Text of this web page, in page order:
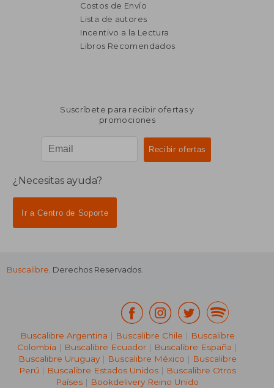
$ 955
Costos de Envío
Lista de autores
Incentivo a la Lectura
Libros Recomendados
Suscríbete para recibir ofertas y
promociones
¿Necesitas ayuda?
Ir a Centro de Soporte
Buscalibre. Derechos Reservados.
Buscalibre Argentina | Buscalibre Chile | Buscalibre
Colombia | Buscalibre Ecuador | Buscalibre España |
Buscalibre Uruguay| Buscalibre México | Buscalibre
Perú | Buscalibre Estados Unidos| Buscalibre Otros
Países | Bookdelivery Reino Unido